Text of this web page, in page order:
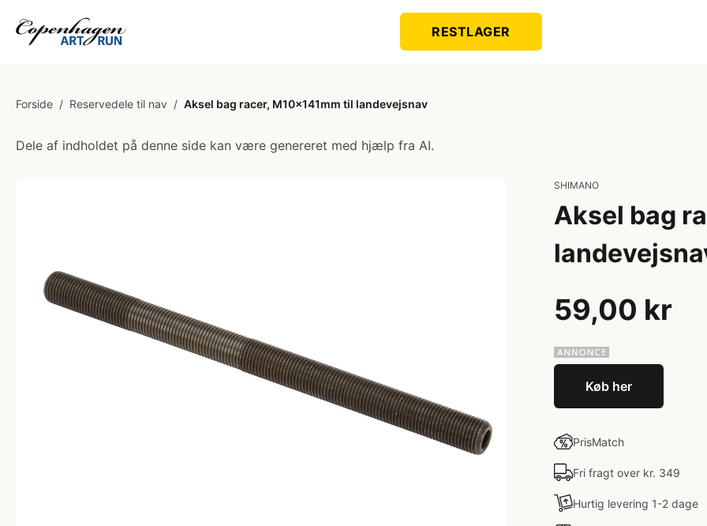
RESTLAGER
Forside / Reservedele til nav / Aksel bag racer, M10x141mm til landevejsnav
Dele af indholdet på denne side kan være genereret med hjælp fra AI.
SHIMANO
Aksel bag
59,00 kr
Køb her
PrisMatch
Fri fragt over kr. 349
Hurtig levering 1-2 dage